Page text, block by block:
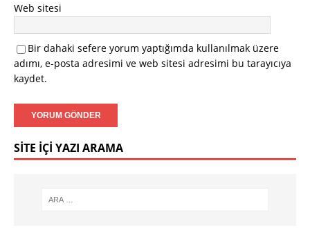
Web sitesi
Bir dahaki sefere yorum yaptığımda kullanılmak üzere
adımı, e-posta adresimi ve web sitesi adresimi bu tarayıcıya
kaydet.
SITE İÇI YAZI ARAMA